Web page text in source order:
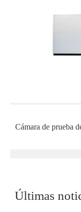
Cámara de prueba
Últimas